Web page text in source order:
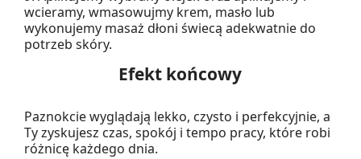
wcieramy, wmasowujmy krem, masło lub
wykonujemy masaż dłoni świecą adekwatnie do
potrzeb skóry.
Efekt końcowy
Paznokcie wyglądają lekko, czysto i perfekcyjnie, a
Ty zyskujesz czas, spokój i tempo pracy, które robi
różnicę każdego dnia.